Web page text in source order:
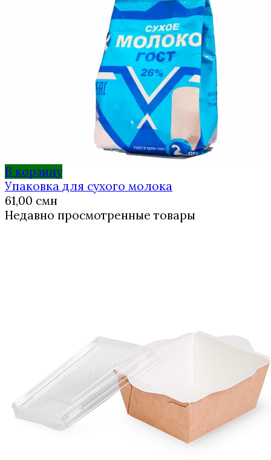
В корзину
Упаковка для сухого молока
61,00 смн
Недавно просмотренные товары